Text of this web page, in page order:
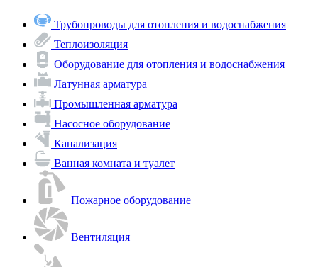
Трубопроводы для отопления и водоснабжения
Теплоизоляция
Оборудование для отопления и водоснабжения
Латунная арматура
Промышленная арматура
Насосное оборудование
Канализация
Ванная комната и туалет
Пожарное оборудование
Вентиляция